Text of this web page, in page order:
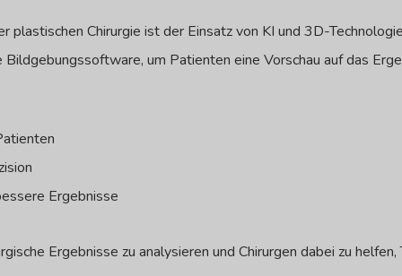
plastischen Chirurgie ist der Einsatz von KI und 3D-
um Patienten eine Vorschau auf das
Ergebnisse
Ergebnisse zu analysieren und Chirurgen dabei zu